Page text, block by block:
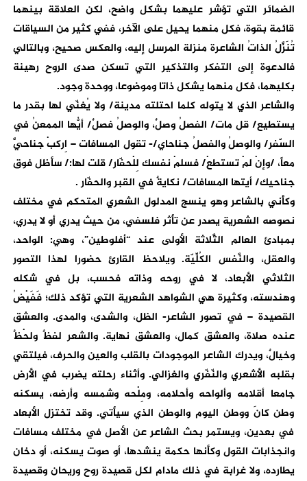
الضمائر التي تؤشر عليهما بشكل واضح، لكن العلاقة بينهما
قائمة بقوة، فكل منهما يحيل على الآخر، ففي كثير من السياقات
تُنَزَّلُ الذاتُ الشاعرة منزلة المرسل إليه، والعكس صحيح، وبالتالي
فالدعوة إلى التفكر والتذكير التي تسكن صدى الروح رهينة
بكليهما، فكل منهما يشكل ذاتا وموضوعا، ووحدة وجود.
والشاعر الذي لا يتوله كلما احتلته مدينة/ ولا يُغنّي لها بقدر ما
يستطيع/ قل مات/ الفصلُ وصلٌ، والوصلُ فصلٌ/ أيُّها الممعنُ في
السّفر/ والوصلُ والفصلُ جناحاي/- تقول المسافات – اِركبْ جناحيَّ
معاً، /وإنْ لمْ تستطعْ/ فسلمْ نفسك لِلْحفّار/ قلت لها:/ سأظل فوق
جناحيك/ أيتها المسافات/ نكايةٌ في القبر والحفّار .
وكأني بالشاعر وهو ينسج المدلول الشعري المتحكم في مختلف
نصوصه الشعرية يصدر عن تأثر فلسفي، من حيث يدري أو لا يدري،
بمبادئ العالم الثَّلاثة الأولى عند “أفلوطين”، وهي: الواحد،
والعقل، والنَّفس الكُلِّيّة. ويلاحظ القارئ حضورا لهذا التصور
الثلاثي الأبعاد، لا في روحه وذاته فحسب، بل في شكله
وهندسته، وكثيرة هي الشواهد الشعرية التي تؤكد ذلك؛ فَفَيْضُ
القصيدة – في تصور الشاعر- الظل، والشدى، والمدى. والعشق
عنده صلاة، والعشق كمال، والعشق نهاية. والشعر لفظٌ ولحْظٌ
وخيالٌ، ويدرك الشاعر الموجودات بالقلب والعين والحرف، فيلتقي
بقلبه الأشعري والنّفّري والغزالي. وأثناء رحلته يضرب في الأرض
جامعا أقلامه وألواحه وأحلامه، ومِلْحه وشمسه وأرضه، يسكنه
وطن كانَ ووطن اليوم والوطن الذي سيأتي. وقد تختزل الأبعاد
في بعدين، ويستمر بحث الشاعر عن الأصل في مختلف مسافات
وانجذابات القول وكأنها حكمة ينشدها، أو صوت يسكنه، أو دخان
يطارده، ولا غرابة في ذلك مادام لكل قصيدة روح وريحان وقصيدة